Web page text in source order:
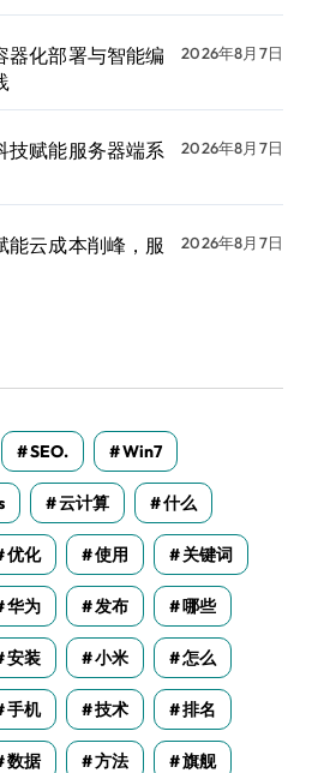
器化部署与智能编
2026年8月7日
技赋能服务器端系
2026年8月7日
能云成本削峰，服
2026年8月7日
SEO. Win7
云计算 什么
优化 使用 关键词
华为 发布 哪些
安装 小米 怎么
手机 技术 排名
数据 方法 旗舰